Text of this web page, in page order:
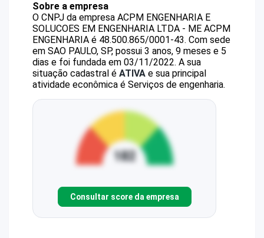
Sobre a empresa
O CNPJ da empresa ACPM ENGENHARIA E
SOLUCOES EM ENGENHARIA LTDA - ME ACPM
ENGENHARIA é 48.500.865/0001-43. Com sede
em SAO PAULO, SP, possui 3 anos, 9 meses e 5
dias e foi fundada em 03/11/2022. A sua
situação cadastral é ATIVA e sua principal
atividade econômica é Serviços de engenharia.
Consultar score da empresa